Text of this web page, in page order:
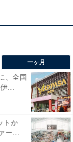
学生以上です
入場は不可）
開館3年の新鋭
休日に行きた
一ヶ月
、全国
...
トか
ー...